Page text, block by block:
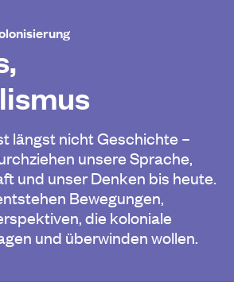
längst nicht Geschichte –
unsere Sprache,
und unser Denken bis heute.
Bewegungen,
die koloniale
und überwinden wollen.